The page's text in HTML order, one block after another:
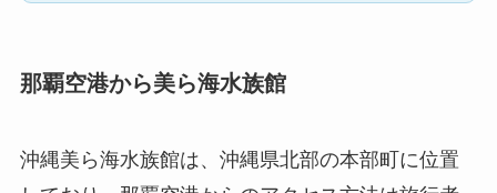
那覇空港から美ら海水族館
沖縄美ら海水族館は、沖縄県北部の本部町に位置